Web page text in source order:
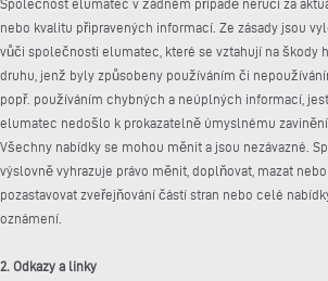
Společnost elumatec v žádném případě neručí za
nebo kvalitu připravených informací. Ze zásady jsou
vůči společnosti elumatec, které se vztahují na škody
druhu, jenž byly způsobeny používáním či
popř. používáním chybných a neúplných informací,
elumatec nedošlo k prokazatelně úmyslnému
Všechny nabídky se mohou měnit a jsou nezávazné.
výslovně vyhrazuje právo měnit, doplňovat, mazat
pozastavovat zveřejňování částí stran nebo celé
oznámení.
2. Odkazy a linky